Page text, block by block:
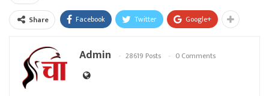
Share Facebook Twitter Google+
Admin 28619 Posts 0 Comments